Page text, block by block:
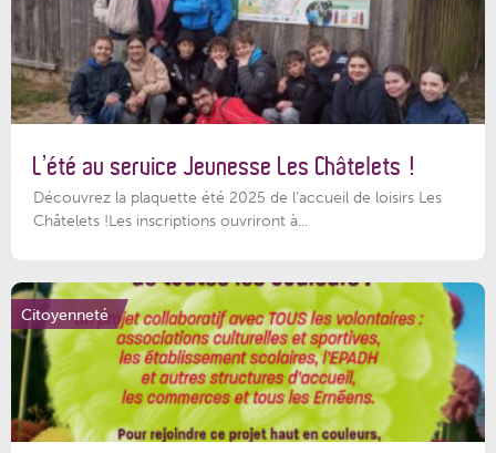
L’été au service Jeunesse Les Châtelets !
Découvrez la plaquette été 2025 de l’accueil de loisirs Les
Châtelets !Les inscriptions ouvriront à...
Citoyenneté